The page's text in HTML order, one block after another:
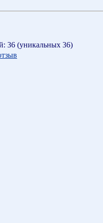
36 (уникальных 36)